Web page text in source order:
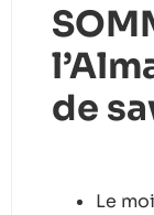
de
Le